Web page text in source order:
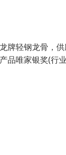
牌轻钢龙骨，
唯家银奖(行